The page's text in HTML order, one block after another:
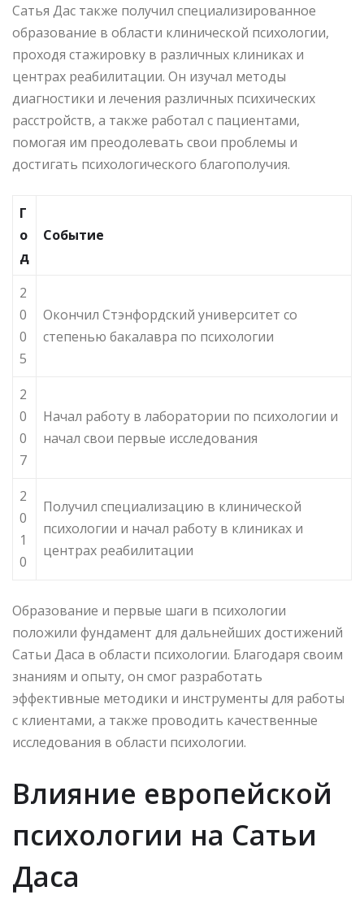
Сатья Дас также получил специализированное
образование в области клинической психологии,
проходя стажировку в различных клиниках и
центрах реабилитации. Он изучал методы
диагностики и лечения различных психических
расстройств, а также работал с пациентами,
помогая им преодолевать свои проблемы и
достигать психологического благополучия.
Г
о
д
Событие
2
0
0
5
Окончил Стэнфордский университет со
степенью бакалавра по психологии
2
0
0
7
Начал работу в лаборатории по психологии и
начал свои первые исследования
2
0
1
0
Получил специализацию в клинической
психологии и начал работу в клиниках и
центрах реабилитации
Образование и первые шаги в психологии
положили фундамент для дальнейших достижений
Сатьи Даса в области психологии. Благодаря своим
знаниям и опыту, он смог разработать
эффективные методики и инструменты для работы
с клиентами, а также проводить качественные
исследования в области психологии.
Влияние европейской
психологии на Сатьи
Даса